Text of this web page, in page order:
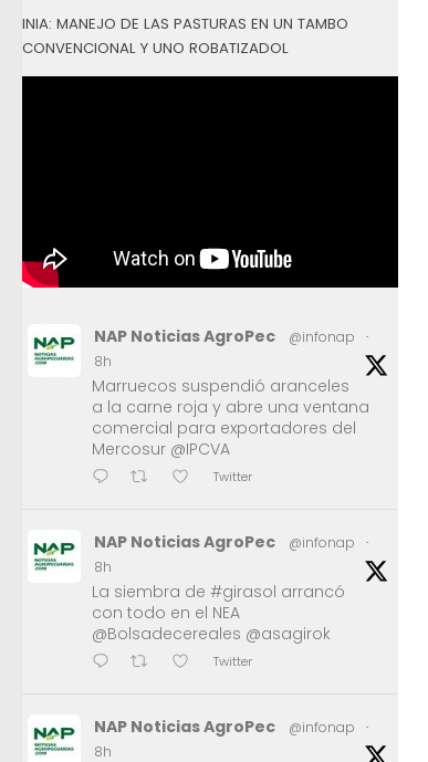
INIA: MANEJO DE LAS PASTURAS EN UN TAMBO
CONVENCIONAL Y UNO ROBATIZADOL
NAP Noticias AgroPec @infonap
·
8h
Marruecos suspendió aranceles
a la carne roja y abre una ventana
comercial para exportadores del
Mercosur @IPCVA
Twitter
NAP Noticias AgroPec @infonap
·
8h
La siembra de #girasol arrancó
con todo en el NEA
@Bolsadecereales @asagirok
Twitter
NAP Noticias AgroPec @infonap
·
8h